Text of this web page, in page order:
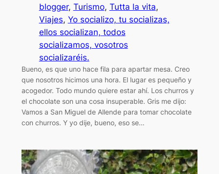
blogger, Turismo, Tutta la vita
Viajes, Yo socializo, tu socializas,
ellos socializan, todos
socializamos, vosotros
socializaréis.
Bueno, es que uno hace fila para apartar mesa. Creo
que nosotros hicimos una hora. El lugar es pequeño y
acogedor. Todo mundo quiere estar ahí. Los churros y
el chocolate son una cosa insuperable. Gris me dijo:
Vamos a San Miguel de Allende para tomar chocolate
con churros. Y yo dije, bueno, eso se…